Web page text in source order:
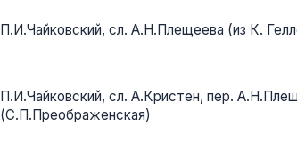
П.И.Чайковский, сл. А.Н.Плещеева (из К.
П.И.Чайковский, сл. А.Кристен, пер.
(С.П.Преображенская)